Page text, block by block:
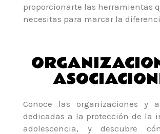
proporcionarte las herramientas
necesitas para marcar la
Conoce las organizaciones y
dedicadas a la protección de la
adolescencia, y descubre